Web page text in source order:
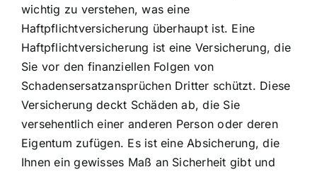
wichtig zu verstehen, was eine
Haftpflichtversicherung überhaupt ist. Eine
Haftpflichtversicherung ist eine Versicherung, die
Sie vor den finanziellen Folgen von
Schadensersatzansprüchen Dritter schützt. Diese
Versicherung deckt Schäden ab, die Sie
versehentlich einer anderen Person oder deren
Eigentum zufügen. Es ist eine Absicherung, die
Ihnen ein gewisses Maß an Sicherheit gibt und